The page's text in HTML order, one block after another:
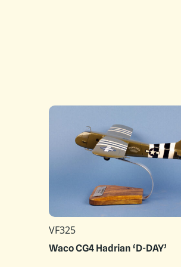
VF325
Waco CG4 Hadrian ‘D-DAY’